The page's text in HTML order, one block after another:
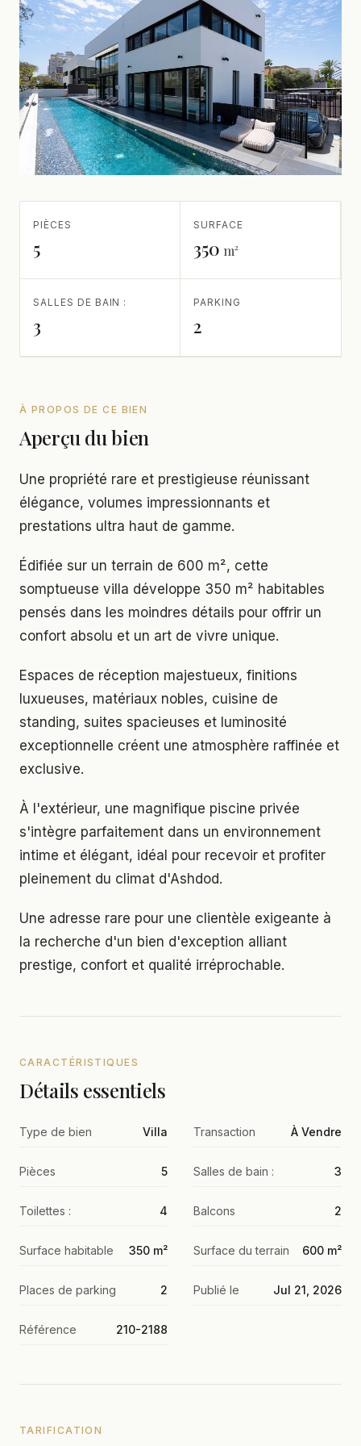
PIÈCES
5
SURFACE
350 m²
SALLES DE BAIN :
3
PARKING
2
À PROPOS DE CE BIEN
Aperçu du bien
Une propriété rare et prestigieuse réunissant
élégance, volumes impressionnants et
prestations ultra haut de gamme.
Édifiée sur un terrain de 600 m², cette
somptueuse villa développe 350 m² habitables
pensés dans les moindres détails pour offrir un
confort absolu et un art de vivre unique.
Espaces de réception majestueux, finitions
luxueuses, matériaux nobles, cuisine de
standing, suites spacieuses et luminosité
exceptionnelle créent une atmosphère raffinée et
exclusive.
À l'extérieur, une magnifique piscine privée
s'intègre parfaitement dans un environnement
intime et élégant, idéal pour recevoir et profiter
pleinement du climat d'Ashdod.
Une adresse rare pour une clientèle exigeante à
la recherche d'un bien d'exception alliant
prestige, confort et qualité irréprochable.
CARACTÉRISTIQUES
Détails essentiels
Type de bien Villa Transaction À Vendre
Pièces 5 Salles de bain : 3
Toilettes : 4 Balcons 2
Surface habitable 350 m² Surface du terrain 600 m²
Places de parking 2 Publié le Jul 21, 2026
Référence 210-2188
TARIFICATION